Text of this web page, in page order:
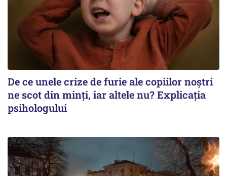
De ce unele crize de furie ale copiilor noștri
ne scot din minți, iar altele nu? Explicația
psihologului